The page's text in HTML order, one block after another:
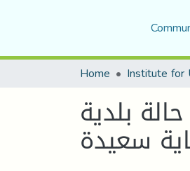
Home
بلدية
سعيدة